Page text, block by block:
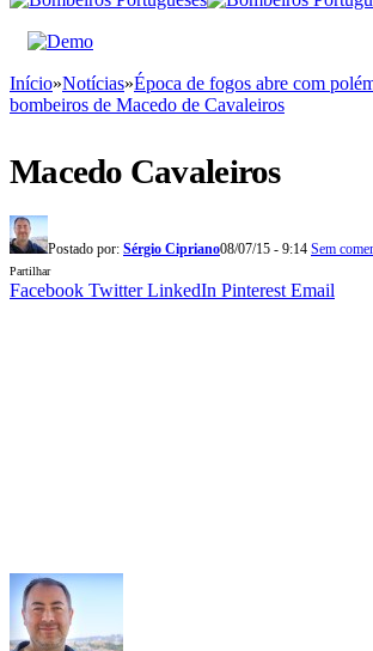
Início»Notícias»Época de fogos abre com
bombeiros de Macedo de Cavaleiros
Macedo Cavaleiros
Postado por: Sérgio Cipriano08/07/15 - 9:14 Sem
Partilhar
Facebook Twitter LinkedIn Pinterest Email